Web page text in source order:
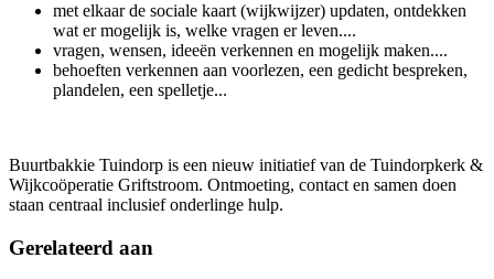
met elkaar de sociale kaart (wijkwijzer) updaten, ontdekken
wat er mogelijk is, welke vragen er leven....
vragen, wensen, ideeën verkennen en mogelijk maken....
behoeften verkennen aan voorlezen, een gedicht bespreken,
plandelen, een spelletje...
Buurtbakkie Tuindorp is een nieuw initiatief van de Tuindorpkerk &
Wijkcoöperatie Griftstroom. Ontmoeting, contact en samen doen
staan centraal inclusief onderlinge hulp.
Gerelateerd aan